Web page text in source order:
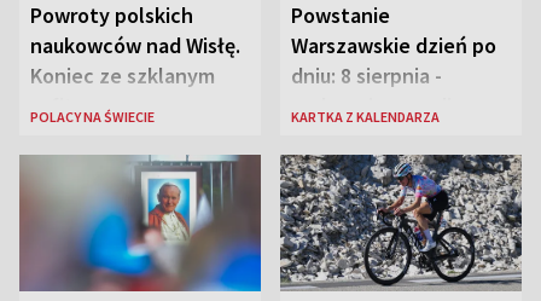
Powroty polskich
naukowców nad Wisłę.
Koniec ze szklanym
sufitem
POLACY NA ŚWIECIE
Powstanie
Warszawskie dzień po
dniu: 8 sierpnia -
rozbrzmiewa radio
„Antka Rozpylacza”
KARTKA Z KALENDARZA